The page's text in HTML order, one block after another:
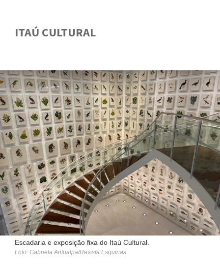
ITAÚ CULTURAL
Escadaria e exposição fixa do Itaú Cultural.
Foto: Gabriela Antualpa/Revista Esquinas